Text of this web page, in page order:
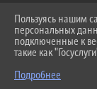
2026 Г.
ВХОД
КАРТА
Пользуясь нашим
персональных
подключенные к
такие как
Подробнее